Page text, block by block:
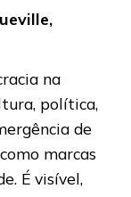
na
política,
de
marcas
É visível,